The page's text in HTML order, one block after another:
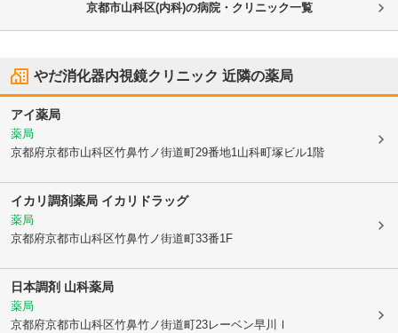
京都市山科区(内科)の病院・クリニック一覧
やだ消化器内視鏡クリニック 近隣の薬局
アイ薬局
薬局
京都府京都市山科区竹鼻竹ノ街道町29番地1山科町塚ビル1階
イカリ調剤薬局 イカリドラッグ
薬局
京都府京都市山科区竹鼻竹ノ街道町33番1F
日本調剤 山科薬局
薬局
京都府京都市山科区竹鼻竹ノ街道町23レーベン早川Ⅰ